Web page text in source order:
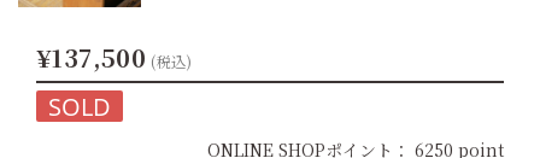
¥137,500 (税込)
SOLD
ONLINE SHOPポイント： 6250 point